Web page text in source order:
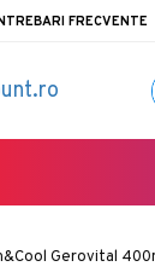
FRECVENTE
Gerovital